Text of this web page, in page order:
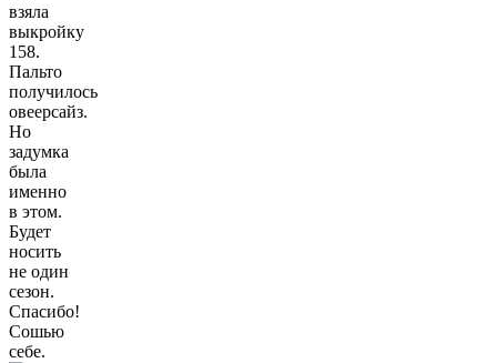
взяла
выкройку
158.
Пальто
получилось
овеерсайз.
Но
задумка
была
именно
в этом.
Будет
носить
не один
сезон.
Спасибо!
Сошью
себе.